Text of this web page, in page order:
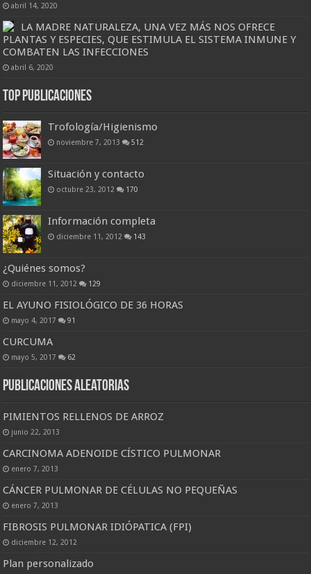
abril 14, 2020
LA MADRE NATURALEZA, UNA VEZ MÁS NOS OFRECE
PLANTAS Y ESPECIES, QUE ESTIMULA EL SISTEMA INMUNE Y
COMBATEN LAS INFECCIONES
abril 6, 2020
Top Publicaciones
Trofología/Higienismo
noviembre 7, 2013 512
Situación y contacto
octubre 23, 2012 170
Información completa
diciembre 11, 2012 143
¿Quiénes somos?
diciembre 11, 2012 129
EL AYUNO FISIOLÓGICO DE 36 HORAS
mayo 4, 2017 91
CURCUMA
mayo 5, 2017 62
Publicaciones Aleatorias
PIMIENTOS RELLENOS DE ARROZ
junio 22, 2013
CARCINOMA ADENOIDE CÍSTICO PULMONAR
enero 7, 2013
CÁNCER PULMONAR DE CÉLULAS NO PEQUEÑAS
enero 7, 2013
FIBROSIS PULMONAR IDIÓPATICA (FPI)
diciembre 12, 2012
Plan personalizado